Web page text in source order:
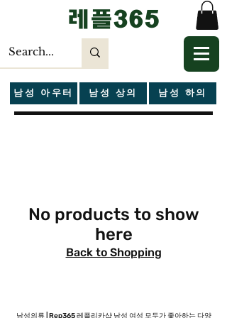
​레플365
남성 아우터 남성 상의 남성 하의
No products to show
here
Back to Shopping
남성의류 | Rep365 레플리카샵 남성 여성 모두가 좋아하는 다양